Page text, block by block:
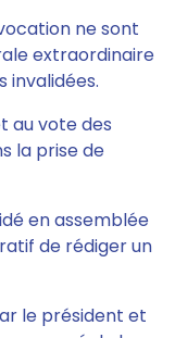
ne sont
extraordinaire
invalidées.
au vote des
la prise de
en assemblée
de rédiger un
le président et